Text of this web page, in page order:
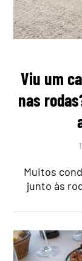
Viu um
nas
Muitos
junto às